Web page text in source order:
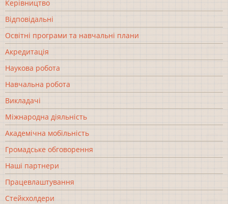
Керівництво
Відповідальні
Освітні програми та навчальні плани
Акредитація
Наукова робота
Навчальна робота
Викладачі
Міжнародна діяльність
Академічна мобільність
Громадське обговорення
Наші партнери
Працевлаштування
Стейкхолдери